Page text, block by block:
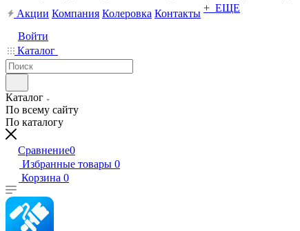
Акции Компания Колеровка Контакты + ЕЩЕ
Войти
Каталог
Каталог
По всему сайту
По каталогу
Сравнение0
Избранные товары 0
Корзина 0